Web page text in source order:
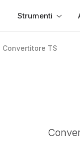
Strumenti
Convertitore TS